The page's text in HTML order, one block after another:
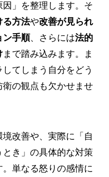
」を整理します。そ
る方法や改善が見られ
ン手順、さらには法的
まで踏み込みます。ま
てしまう自分をどう
の観点も欠かせませ
改善や、実際に「自
き」の具体的な対策
単なる怒りの感情に